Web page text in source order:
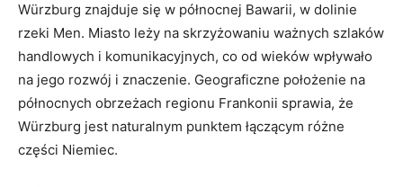
Würzburg znajduje się w północnej Bawarii, w dolinie
rzeki Men. Miasto leży na skrzyżowaniu ważnych szlaków
handlowych i komunikacyjnych, co od wieków wpływało
na jego rozwój i znaczenie. Geograficzne położenie na
północnych obrzeżach regionu Frankonii sprawia, że
Würzburg jest naturalnym punktem łączącym różne
części Niemiec.